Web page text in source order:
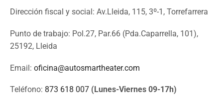
Dirección fiscal y social: Av.Lleida, 115, 3º-1, Torrefarrera
Punto de trabajo: Pol.27, Par.66 (Pda.Caparrella, 101),
25192, Lleida
Email: oficina@autosmartheater.com
Teléfono: 873 618 007 (Lunes-Viernes 09-17h)